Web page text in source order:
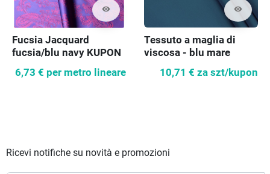
visibility
Fucsia Jacquard
fucsia/blu navy KUPON
6,73 € per metro lineare
visibility
Tessuto a maglia di
viscosa - blu mare
10,71 € za szt/kupon
Ricevi notifiche su novità e promozioni